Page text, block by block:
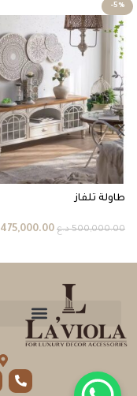
-5%
طاولة تلفاز
500,000.00 د.ع 475,000.00